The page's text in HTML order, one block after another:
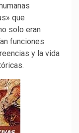
que
solo eran
funciones
y la vida